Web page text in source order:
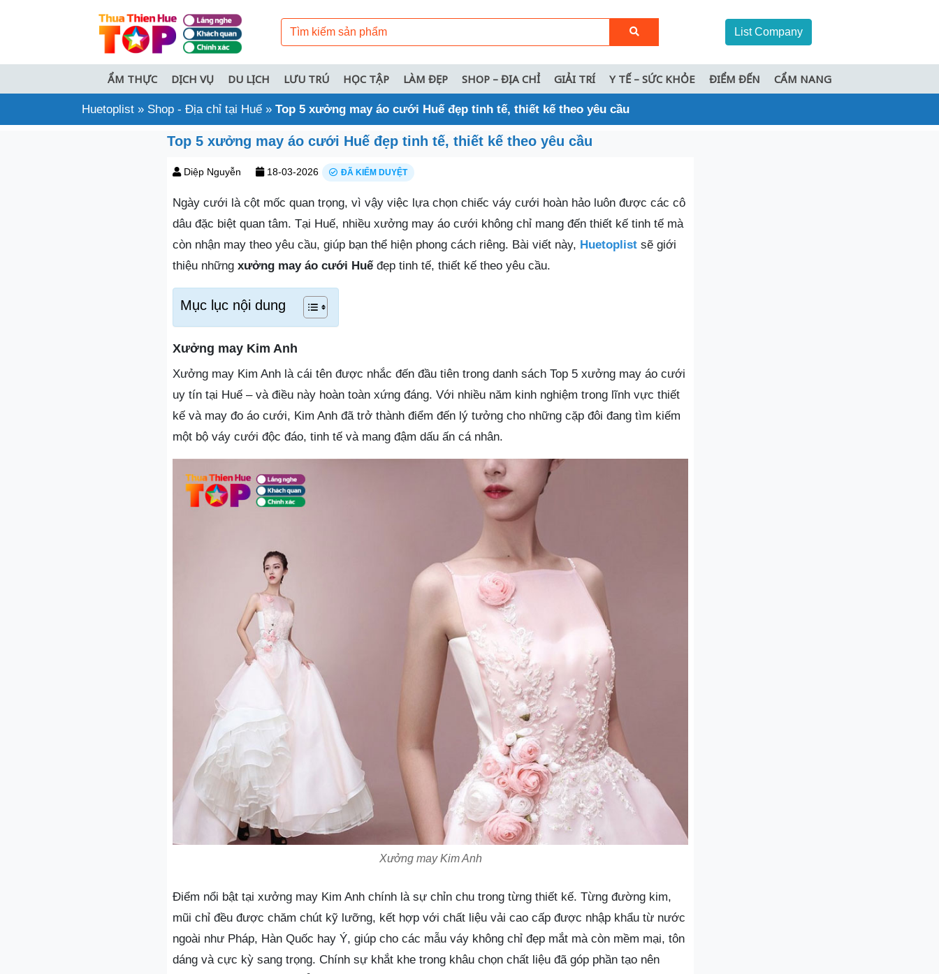
List Company
ẨM THỰC DỊCH VỤ DU LỊCH LƯU TRÚ HỌC TẬP LÀM ĐẸP SHOP – ĐỊA CHỈ GIẢI TRÍ Y TẾ – SỨC KHỎE ĐIỂM ĐẾN CẨM NANG
Huetoplist » Shop - Địa chỉ tại Huế » Top 5 xưởng may áo cưới Huế đẹp tinh tế, thiết kế theo yêu cầu
Top 5 xưởng may áo cưới Huế đẹp tinh tế, thiết kế theo yêu cầu
Diệp Nguyễn 18-03-2026 ĐÃ KIỂM DUYỆT
Ngày cưới là cột mốc quan trọng, vì vậy việc lựa chọn chiếc váy cưới hoàn hảo luôn được các cô
dâu đặc biệt quan tâm. Tại Huế, nhiều xưởng may áo cưới không chỉ mang đến thiết kế tinh tế mà
còn nhận may theo yêu cầu, giúp bạn thể hiện phong cách riêng. Bài viết này, Huetoplist sẽ giới
thiệu những xưởng may áo cưới Huếđẹp tinh tế, thiết kế theo yêu cầu.
Mục lục nội dung
Xưởng may Kim Anh
Xưởng may Kim Anh là cái tên được nhắc đến đầu tiên trong danh sách Top 5 xưởng may áo cưới
uy tín tại Huế – và điều này hoàn toàn xứng đáng. Với nhiều năm kinh nghiệm trong lĩnh vực thiết
kế và may đo áo cưới, Kim Anh đã trở thành điểm đến lý tưởng cho những cặp đôi đang tìm kiếm
một bộ váy cưới độc đáo, tinh tế và mang đậm dấu ấn cá nhân.
Xưởng may Kim Anh
Điểm nổi bật tại xưởng may Kim Anh chính là sự chỉn chu trong từng thiết kế. Từng đường kim,
mũi chỉ đều được chăm chút kỹ lưỡng, kết hợp với chất liệu vải cao cấp được nhập khẩu từ nước
ngoài như Pháp, Hàn Quốc hay Ý, giúp cho các mẫu váy không chỉ đẹp mắt mà còn mềm mại, tôn
dáng và cực kỳ sang trọng. Chính sự khắt khe trong khâu chọn chất liệu đã góp phần tạo nên